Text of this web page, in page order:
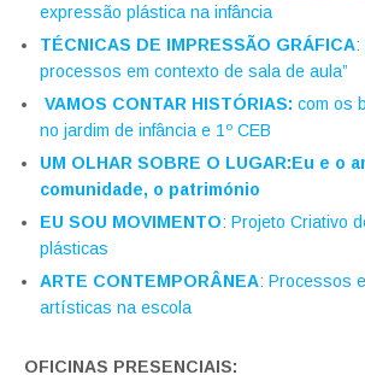
expressão plástica na infância
TÉCNICAS DE IMPRESSÃO GRÁFICA:
processos em contexto de sala de aula”
VAMOS CONTAR HISTÓRIAS: com os
no jardim de infância e 1º CEB
UM OLHAR SOBRE O LUGAR:Eu e o
comunidade, o património
EU SOU MOVIMENTO: Projeto Criativo
plásticas
ARTE CONTEMPORÂNEA: Processos
artísticas na escola
OFICINAS PRESENCIAIS: